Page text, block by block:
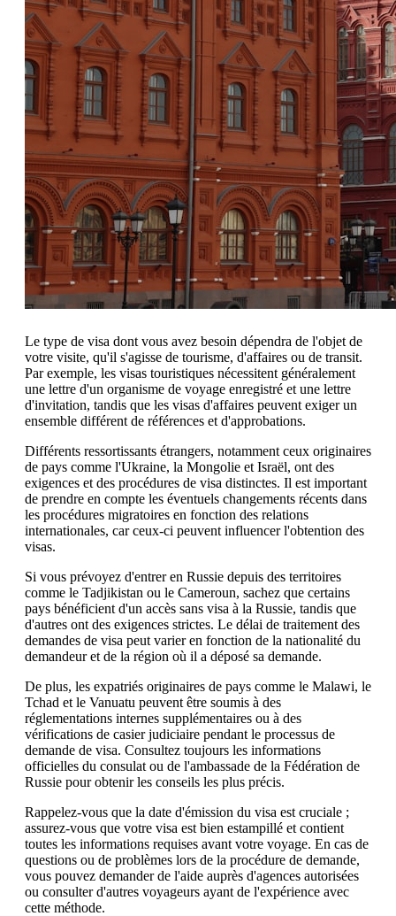
Le type de visa dont vous avez besoin dépendra de l'objet de
votre visite, qu'il s'agisse de tourisme, d'affaires ou de transit.
Par exemple, les visas touristiques nécessitent généralement
une lettre d'un organisme de voyage enregistré et une lettre
d'invitation, tandis que les visas d'affaires peuvent exiger un
ensemble différent de références et d'approbations.
Différents ressortissants étrangers, notamment ceux originaires
de pays comme l'Ukraine, la Mongolie et Israël, ont des
exigences et des procédures de visa distinctes. Il est important
de prendre en compte les éventuels changements récents dans
les procédures migratoires en fonction des relations
internationales, car ceux-ci peuvent influencer l'obtention des
visas.
Si vous prévoyez d'entrer en Russie depuis des territoires
comme le Tadjikistan ou le Cameroun, sachez que certains
pays bénéficient d'un accès sans visa à la Russie, tandis que
d'autres ont des exigences strictes. Le délai de traitement des
demandes de visa peut varier en fonction de la nationalité du
demandeur et de la région où il a déposé sa demande.
De plus, les expatriés originaires de pays comme le Malawi, le
Tchad et le Vanuatu peuvent être soumis à des
réglementations internes supplémentaires ou à des
vérifications de casier judiciaire pendant le processus de
demande de visa. Consultez toujours les informations
officielles du consulat ou de l'ambassade de la Fédération de
Russie pour obtenir les conseils les plus précis.
Rappelez-vous que la date d'émission du visa est cruciale ;
assurez-vous que votre visa est bien estampillé et contient
toutes les informations requises avant votre voyage. En cas de
questions ou de problèmes lors de la procédure de demande,
vous pouvez demander de l'aide auprès d'agences autorisées
ou consulter d'autres voyageurs ayant de l'expérience avec
cette méthode.